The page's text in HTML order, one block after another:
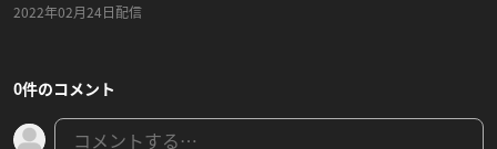
2022年02月24日配信
0件のコメント